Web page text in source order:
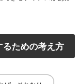
ための考え方